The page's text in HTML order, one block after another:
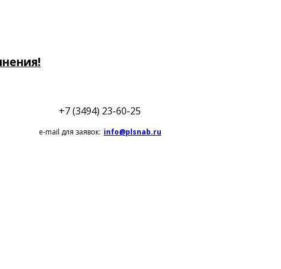
+7 (3494) 23-60-25
e-mail для заявок: info@plsnab.ru